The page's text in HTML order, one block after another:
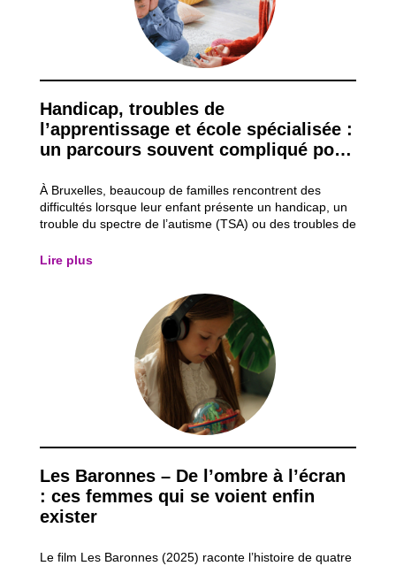
Handicap, troubles de
l’apprentissage et école spécialisée :
un parcours souvent compliqué pour
À Bruxelles, beaucoup de familles rencontrent des
difficultés lorsque leur enfant présente un handicap, un
trouble du spectre de l’autisme (TSA) ou des troubles de
la dyspraxie (gestes). Même s’il existe des aides et des
Lire plus
Les Baronnes – De l’ombre à l’écran
: ces femmes qui se voient enfin
exister
Le film Les Baronnes (2025) raconte l’histoire de quatre